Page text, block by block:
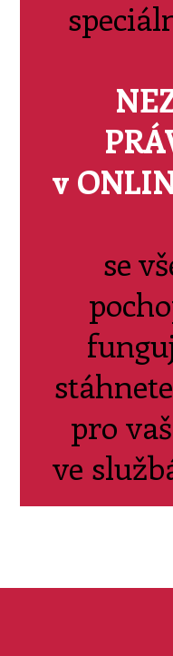
v
se
pro
ve